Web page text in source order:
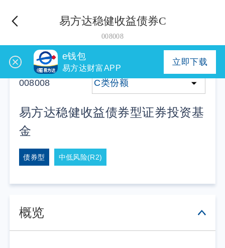
易方达稳健收益债券C
008008
008008 C类份额
易方达稳健收益债券型证券投资基
金
债券型 中低风险(R2)
概览
e钱包
易方达财富APP
立即下载